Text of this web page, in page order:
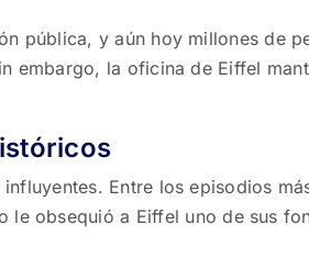
pública, y aún hoy millones de
embargo, la oficina de Eiffel
Entre los episodios
le obsequió a Eiffel uno de sus